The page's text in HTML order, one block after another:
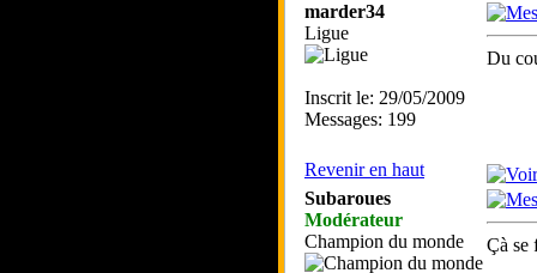
marder34
Ligue
Inscrit le: 29/05/2009
Messages: 199
Du
Revenir en haut
Subaroues
Modérateur
Champion du monde
Çà se